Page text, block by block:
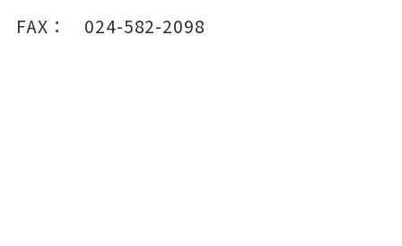
FAX：
024-582-2098